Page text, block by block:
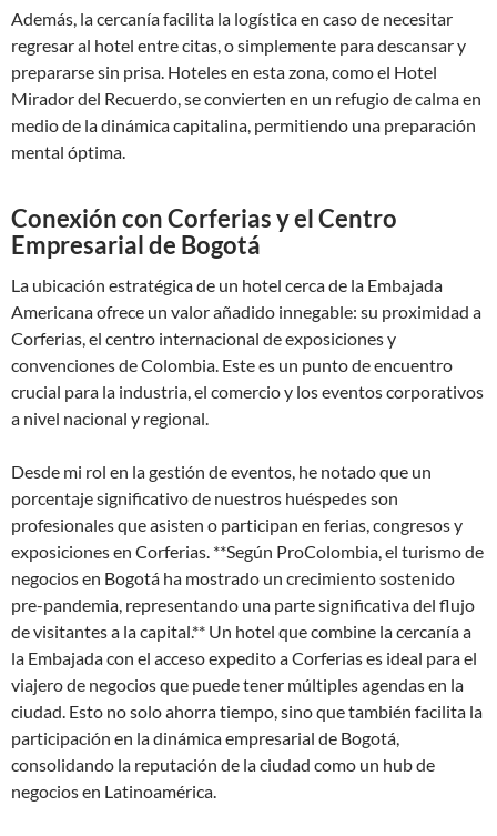
Además, la cercanía facilita la logística en caso de necesitar
regresar al hotel entre citas, o simplemente para descansar y
prepararse sin prisa. Hoteles en esta zona, como el Hotel
Mirador del Recuerdo, se convierten en un refugio de calma en
medio de la dinámica capitalina, permitiendo una preparación
mental óptima.
Conexión con Corferias y el Centro
Empresarial de Bogotá
La ubicación estratégica de un hotel cerca de la Embajada
Americana ofrece un valor añadido innegable: su proximidad a
Corferias, el centro internacional de exposiciones y
convenciones de Colombia. Este es un punto de encuentro
crucial para la industria, el comercio y los eventos corporativos
a nivel nacional y regional.
Desde mi rol en la gestión de eventos, he notado que un
porcentaje significativo de nuestros huéspedes son
profesionales que asisten o participan en ferias, congresos y
exposiciones en Corferias. **Según ProColombia, el turismo de
negocios en Bogotá ha mostrado un crecimiento sostenido
pre-pandemia, representando una parte significativa del flujo
de visitantes a la capital.** Un hotel que combine la cercanía a
la Embajada con el acceso expedito a Corferias es ideal para el
viajero de negocios que puede tener múltiples agendas en la
ciudad. Esto no solo ahorra tiempo, sino que también facilita la
participación en la dinámica empresarial de Bogotá,
consolidando la reputación de la ciudad como un hub de
negocios en Latinoamérica.